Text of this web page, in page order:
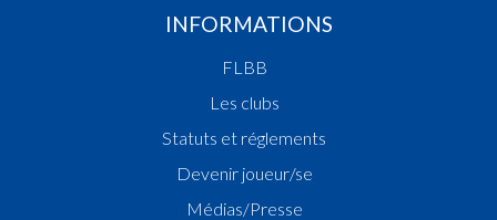
INFORMATIONS
FLBB
Les clubs
Statuts et réglements
Devenir joueur/se
Médias/Presse